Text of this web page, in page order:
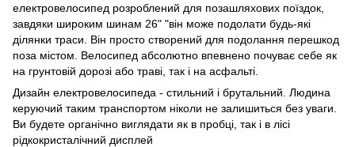
електровелосипед розроблений для позашляхових поїздок,
завдяки широким шинам 26" "він може подолати будь-які
ділянки траси. Він просто створений для подолання перешкод
поза містом. Велосипед абсолютно впевнено почуває себе як
на грунтовій дорозі або траві, так і на асфальті.
Дизайн електровелосипеда - стильний і брутальний. Людина
керуючий таким транспортом ніколи не залишиться без уваги.
Ви будете органічно виглядати як в пробці, так і в лісі
рідкокристалічний дисплей